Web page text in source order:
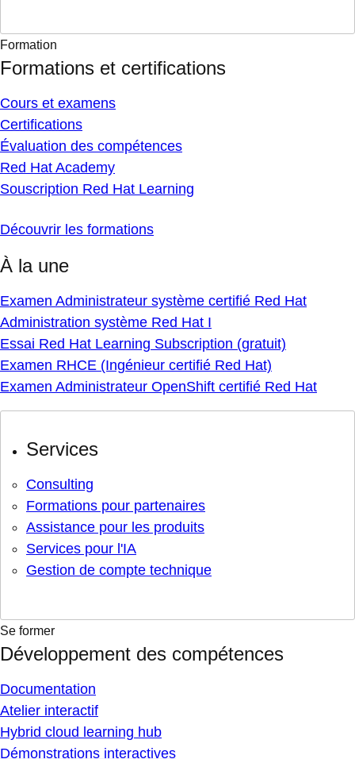
Formation
Formations et certifications
Cours et examens
Certifications
Évaluation des compétences
Red Hat Academy
Souscription Red Hat Learning
Découvrir les formations
À la une
Examen Administrateur système certifié Red Hat
Administration système Red Hat I
Essai Red Hat Learning Subscription (gratuit)
Examen RHCE (Ingénieur certifié Red Hat)
Examen Administrateur OpenShift certifié Red Hat
Services
Consulting
Formations pour partenaires
Assistance pour les produits
Services pour l'IA
Gestion de compte technique
Se former
Développement des compétences
Documentation
Atelier interactif
Hybrid cloud learning hub
Démonstrations interactives